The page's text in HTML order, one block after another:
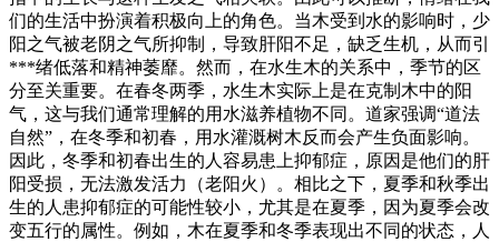
们的生活中扮演着积极向上的角色。当木受到水的影响时，少
阳之气被老阴之气所抑制，导致肝阳不足，缺乏生机，从而引
***绪低落和精神萎靡。然而，在水生木的关系中，季节的区
分至关重要。在春冬两季，水生木实际上是在克制木中的阳
气，这与我们通常理解的用水滋养植物不同。道家强调“道法
自然”，在冬季和初春，用水灌溉树木反而会产生负面影响。
因此，冬季和初春出生的人容易患上抑郁症，原因是他们的肝
阳受损，无法激发活力（老阳火）。相比之下，夏季和秋季出
生的人患抑郁症的可能性较小，尤其是在夏季，因为夏季会改
变五行的属性。例如，木在夏季和冬季表现出不同的状态，人